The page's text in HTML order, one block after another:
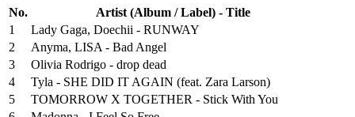
No.
Artist (Album / Label) - Title
1
Lady Gaga, Doechii - RUNWAY
2
Anyma, LISA - Bad Angel
3
Olivia Rodrigo - drop dead
4
Tyla - SHE DID IT AGAIN (feat. Zara Larson)
5
TOMORROW X TOGETHER - Stick With You